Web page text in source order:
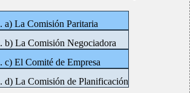
. a) La Comisión Paritaria
. b) La Comisión Negociadora
. c) El Comité de Empresa
. d) La Comisión de Planificación